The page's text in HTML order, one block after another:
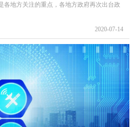
各地方关注的重点，各地方政府再次出台政
2020-07-14